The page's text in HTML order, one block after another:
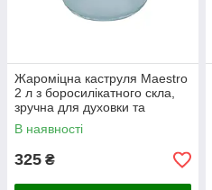
Жароміцна каструля Maestro
2 л з боросилікатного скла,
зручна для духовки та
мікрохвильовки
В наявності
325 ₴